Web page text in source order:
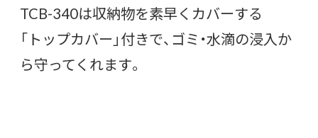
TCB-340は収納物を素早くカバーする
「トップカバー」付きで、ゴミ・水滴の浸入か
ら守ってくれます。